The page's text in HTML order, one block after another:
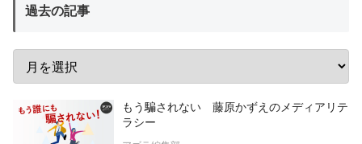
過去の記事
もう騙されない 藤原かずえのメディアリテ
ラシー